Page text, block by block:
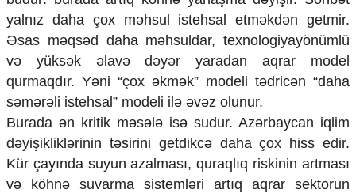
yalnız daha çox məhsul istehsal etməkdən getmir.
Əsas məqsəd daha məhsuldar, texnologiyayönümlü
və yüksək əlavə dəyər yaradan aqrar model
qurmaqdır. Yəni “çox əkmək” modeli tədricən “daha
səmərəli istehsal” modeli ilə əvəz olunur.
Burada ən kritik məsələ isə sudur. Azərbaycan iqlim
dəyişikliklərinin təsirini getdikcə daha çox hiss edir.
Kür çayında suyun azalması, quraqlıq riskinin artması
və köhnə suvarma sistemləri artıq aqrar sektorun